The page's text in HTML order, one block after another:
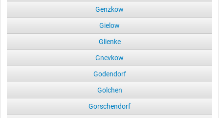
Genzkow
Gielow
Glienke
Gnevkow
Godendorf
Golchen
Gorschendorf